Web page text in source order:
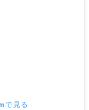
で見る